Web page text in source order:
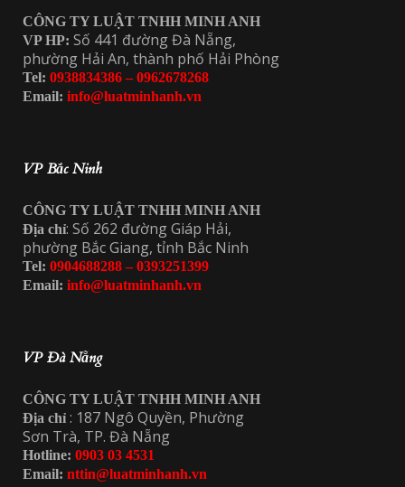
CÔNG TY LUẬT TNHH MINH ANH
VP HP: Số 441 đường Đà Nẵng,
phường Hải An, thành phố Hải Phòng
Tel: 0938834386 – 0962678268
Email: info@luatminhanh.vn
VP Bắc Ninh
CÔNG TY LUẬT TNHH MINH ANH
Địa chỉ: Số 262 đường Giáp Hải,
phường Bắc Giang, tỉnh Bắc Ninh
Tel: 0904688288 – 0393251399
Email: info@luatminhanh.vn
VP Đà Nẵng
CÔNG TY LUẬT TNHH MINH ANH
Địa chỉ : 187 Ngô Quyền, Phường
Sơn Trà, TP. Đà Nẵng
Hotline: 0903 03 4531
Email: nttin@luatminhanh.vn